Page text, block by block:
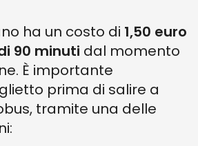
ha un costo di 1,50 euro
90 minuti dal momento
È importante
prima di salire a
tramite una delle